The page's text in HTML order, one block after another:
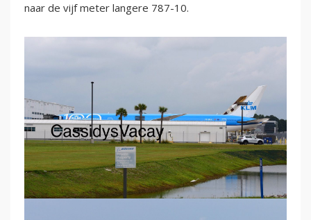
naar de vijf meter langere 787-10.